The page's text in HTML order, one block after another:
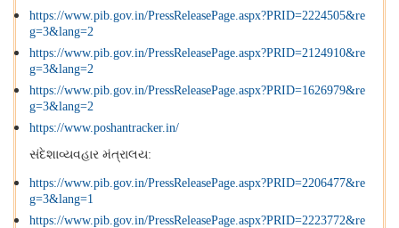
https://www.pib.gov.in/PressReleasePage.aspx?PRID=2224505&re
g=3&lang=2
https://www.pib.gov.in/PressReleasePage.aspx?PRID=2124910&re
g=3&lang=2
https://www.pib.gov.in/PressReleasePage.aspx?PRID=1626979&re
g=3&lang=2
https://www.poshantracker.in/
સંદેશાવ્યવહાર મંત્રાલય:
https://www.pib.gov.in/PressReleasePage.aspx?PRID=2206477&re
g=3&lang=1
https://www.pib.gov.in/PressReleasePage.aspx?PRID=2223772&re